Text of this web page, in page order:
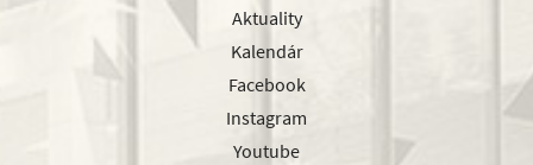
Aktuality
Kalendár
Facebook
Instagram
Youtube